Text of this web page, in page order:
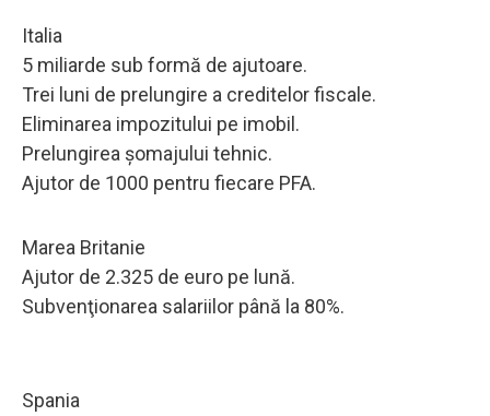
Italia
5 miliarde sub formă de ajutoare.
Trei luni de prelungire a creditelor fiscale.
Eliminarea impozitului pe imobil.
Prelungirea şomajului tehnic.
Ajutor de 1000 pentru fiecare PFA.
Marea Britanie
Ajutor de 2.325 de euro pe lună.
Subvenţionarea salariilor până la 80%.
Spania